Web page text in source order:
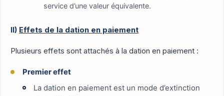
service d’une valeur équivalente.
II) Effets de la dation en paiement
Plusieurs effets sont attachés à la dation en paiement :
Premier effet
La dation en paiement est un mode d’extinction